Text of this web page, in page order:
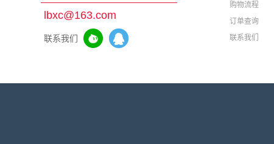
lbxc@163.com
联系我们
购物流程
订单查询
联系我们